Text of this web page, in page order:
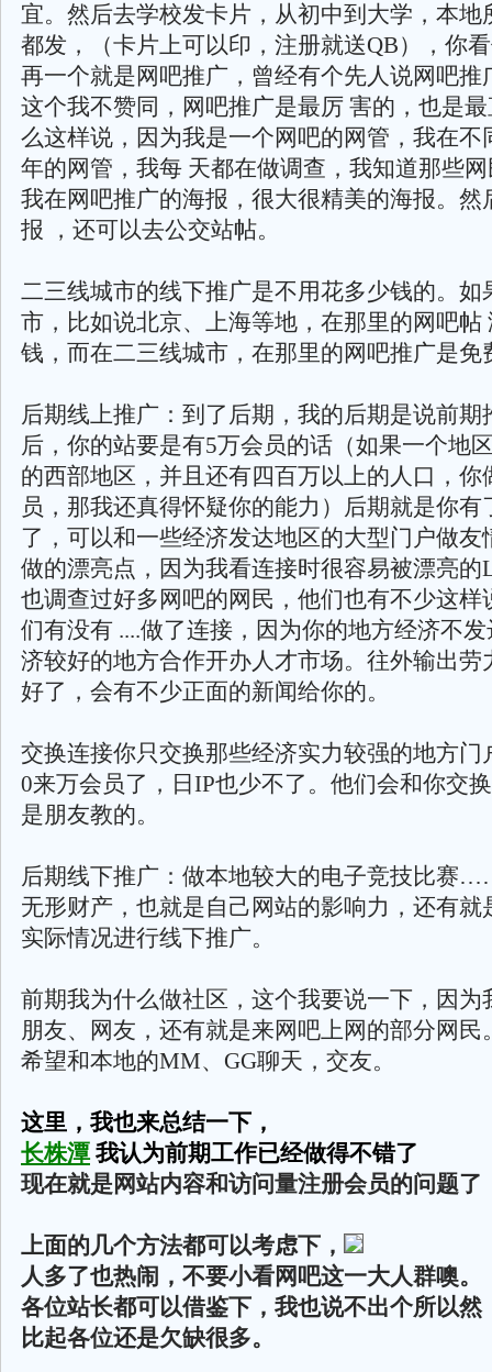
宜。然后去学校发卡片，从初中到大学，本地
都发，（卡片上可以印，注册就送QB），你
再一个就是网吧推广，曾经有个先人说网吧推
这个我不赞同，网吧推广是最厉 害的，也是
么这样说，因为我是一个网吧的网管，我在不
年的网管，我每 天都在做调查，我知道那些
我在网吧推广的海报，很大很精美的海报。然
报 ，还可以去公交站帖。
二三线城市的线下推广是不用花多少钱的。如
市，比如说北京、上海等地，在那里的网吧帖
钱，而在二三线城市，在那里的网吧推广是免
后期线上推广：到了后期，我的后期是说前期
后，你的站要是有5万会员的话（如果一个地
的西部地区，并且还有四百万以上的人口，你
员，那我还真得怀疑你的能力）后期就是你有
了，可以和一些经济发达地区的大型门户做友
做的漂亮点，因为我看连接时很容易被漂亮的
也调查过好多网吧的网民，他们也有不少这样
们有没有 ....做了连接，因为你的地方经济不
济较好的地方合作开办人才市场。往外输出劳
好了，会有不少正面的新闻给你的。
交换连接你只交换那些经济实力较强的地方门
0来万会员了，日IP也少不了。他们会和你交
是朋友教的。
后期线下推广：做本地较大的电子竞技比赛
无形财产，也就是自己网站的影响力，还有就
实际情况进行线下推广。
前期我为什么做社区，这个我要说一下，因为
朋友、网友，还有就是来网吧上网的部分网民
希望和本地的MM、GG聊天，交友。
这里，我也来总结一下，
长株潭 我认为前期工作已经做得不错了
现在就是网站内容和访问量注册会员的问题了
上面的几个方法都可以考虑下，
人多了也热闹，不要小看网吧这一大人群噢。
各位站长都可以借鉴下，我也说不出个所以然
比起各位还是欠缺很多。